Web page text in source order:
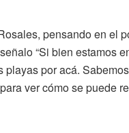
pensando en el
“Si bien estamos
playas por acá.
ver cómo se puede